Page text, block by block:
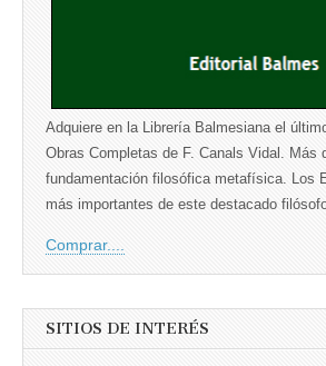
Adquiere en la Librería Balmesiana el
Obras Completas de F. Canals Vidal. Más
fundamentación filosófica metafísica. Los
más importantes de este destacado
Comprar....
SITIOS DE INTERÉS